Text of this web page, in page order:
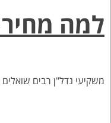
למה מחירי
משקיעי נדל"ן רבים שואלים את עצמם למה מחירי